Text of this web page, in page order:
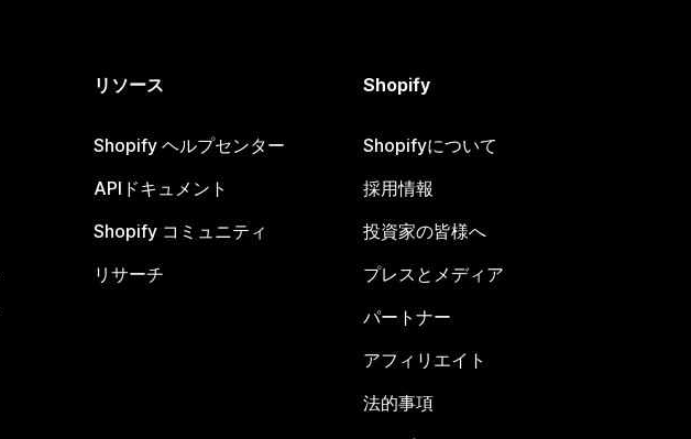
リソース
Shopify ヘルプセンター
APIドキュメント
Shopify コミュニティ
リサーチ
Shopify
Shopifyについて
採用情報
投資家の皆様へ
プレスとメディア
パートナー
アフィリエイト
法的事項